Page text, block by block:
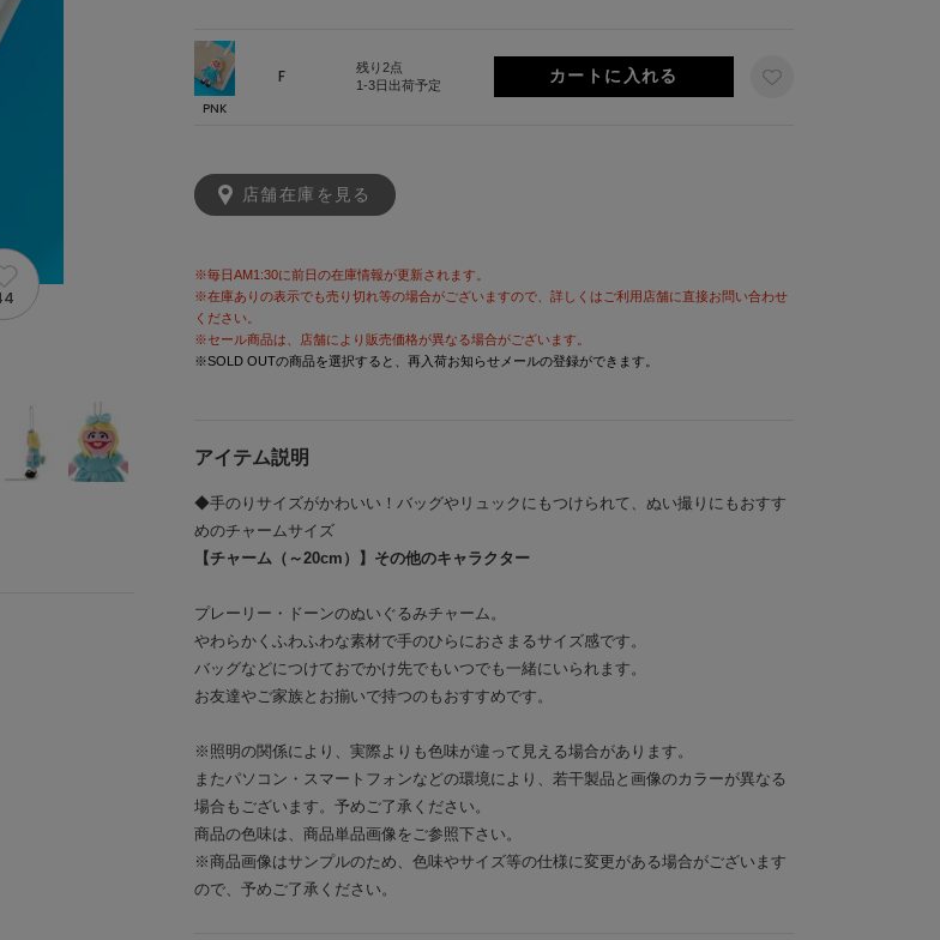
PNK
F
残り2点
1-3日出荷予定
店舗在庫を見る
※毎日AM1:30に前日の在庫情報が更新されます。
※在庫ありの表示でも売り切れ等の場合がございますので、詳しくはご利用店舗に直接お問い合わせ
ください。
※セール商品は、店舗により販売価格が異なる場合がございます。
※SOLD OUTの商品を選択すると、再入荷お知らせメールの登録ができます。
アイテム説明
◆手のりサイズがかわいい！バッグやリュックにもつけられて、ぬい撮りにもおすす
めのチャームサイズ
【チャーム（～20cm）】その他のキャラクター
プレーリー・ドーンのぬいぐるみチャーム。
やわらかくふわふわな素材で手のひらにおさまるサイズ感です。
バッグなどにつけておでかけ先でもいつでも一緒にいられます。
お友達やご家族とお揃いで持つのもおすすめです。
※照明の関係により、実際よりも色味が違って見える場合があります。
またパソコン・スマートフォンなどの環境により、若干製品と画像のカラーが異なる
場合もございます。予めご了承ください。
商品の色味は、商品単品画像をご参照下さい。
※商品画像はサンプルのため、色味やサイズ等の仕様に変更がある場合がございます
ので、予めご了承ください。